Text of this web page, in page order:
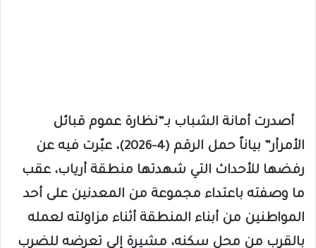
أصدرت أمانة الشباب بـ”نظارة عموم قبائل
الأمرأر” بياناً حمل الرقم (4-2026)، عبّرت فيه عن
رفضها للأحداث التي شهدتها منطقة أرياب، عقب
ما وصفته باعتداء مجموعة من المعدنين على أحد
المواطنين من أبناء المنطقة أثناء مزاولته لعمله
بالقرب من محل سكنه، مشيرة إلى تعرضه للضرب